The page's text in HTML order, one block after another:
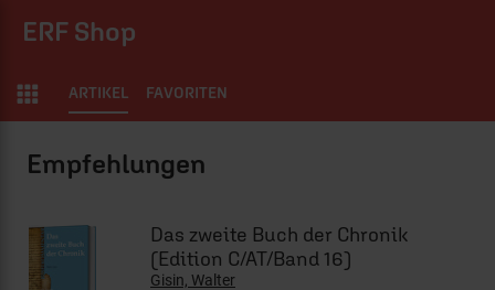
ERF Shop
ARTIKEL FAVORITEN
Das zweite Buch der Chronik
(Edition C/AT/Band 16)
Gisin, Walter